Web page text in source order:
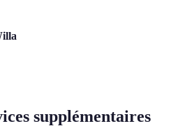
supplémentaires